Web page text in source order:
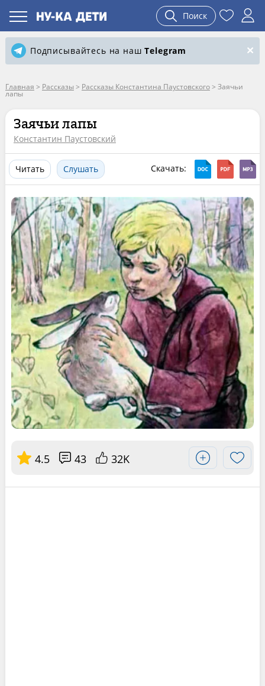
Поиск
Подписывайтесь на нашTelegram
Главная > Рассказы > Рассказы Константина Паустовского> Заячьи
лапы
Заячьи лапы
Константин Паустовский
Читать Слушать Скачать:
4.5 43 32K